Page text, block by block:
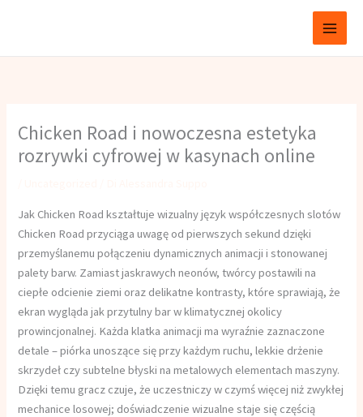
Chicken Road i nowoczesna estetyka
rozrywki cyfrowej w kasynach online
Jak Chicken Road kształtuje wizualny język współczesnych slotów
Chicken Road przyciąga uwagę od pierwszych sekund dzięki
przemyślanemu połączeniu dynamicznych animacji i stonowanej
palety barw. Zamiast jaskrawych neonów, twórcy postawili na
ciepłe odcienie ziemi oraz delikatne kontrasty, które sprawiają, że
ekran wygląda jak przytulny bar w klimatycznej okolicy
prowincjonalnej. Każda klatka animacji ma wyraźnie zaznaczone
detale – piórka unoszące się przy każdym ruchu, lekkie drżenie
skrzydeł czy subtelne błyski na metalowych elementach maszyny.
Dzięki temu gracz czuje, że uczestniczy w czymś więcej niż zwykłej
mechanice losowej; doświadczenie wizualne staje się częścią